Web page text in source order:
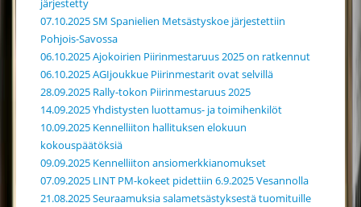
järjestetty
07.10.2025 SM Spanielien Metsästyskoe järjestettiin
Pohjois-Savossa
06.10.2025 Ajokoirien Piirinmestaruus 2025 on ratkennut
06.10.2025 AGIjoukkue Piirinmestarit ovat selvillä
28.09.2025 Rally-tokon Piirinmestaruus 2025
14.09.2025 Yhdistysten luottamus- ja toimihenkilöt
10.09.2025 Kennelliiton hallituksen elokuun
kokouspäätöksiä
09.09.2025 Kennelliiton ansiomerkkianomukset
07.09.2025 LINT PM-kokeet pidettiin 6.9.2025 Vesannolla
21.08.2025 Seuraamuksia salametsästyksestä tuomituille